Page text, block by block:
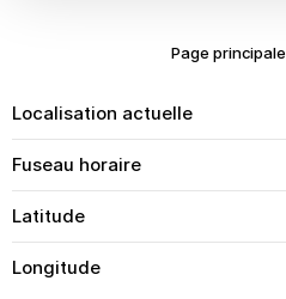
Page principale
Localisation actuelle
Fuseau horaire
Latitude
Longitude